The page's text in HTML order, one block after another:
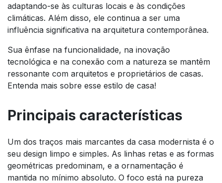
adaptando-se às culturas locais e às condições
climáticas. Além disso, ele continua a ser uma
influência significativa na arquitetura contemporânea.
Sua ênfase na funcionalidade, na inovação
tecnológica e na conexão com a natureza se mantêm
ressonante com arquitetos e proprietários de casas.
Entenda mais sobre esse estilo de casa!
Principais características
Um dos traços mais marcantes da casa modernista é o
seu design limpo e simples. As linhas retas e as formas
geométricas predominam, e a ornamentação é
mantida no mínimo absoluto. O foco está na pureza